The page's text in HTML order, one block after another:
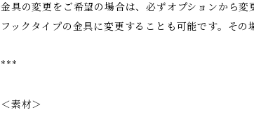
金具の変更をご希望の場合は、必ずオプションから変
フックタイプの金具に変更することも可能です。その
***
＜素材＞